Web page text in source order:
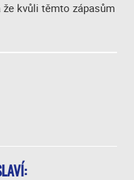
kvůli těmto zápasům